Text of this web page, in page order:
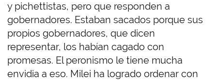
y pichettistas, pero que responden a
gobernadores. Estaban sacados porque sus
propios gobernadores, que dicen
representar, los habían cagado con
promesas. El peronismo le tiene mucha
envidia a eso. Milei ha logrado ordenar con